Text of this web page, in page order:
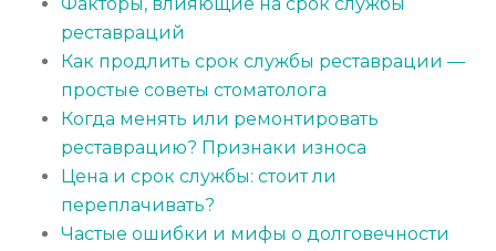
реставраций
Как продлить срок службы реставрации —
простые советы стоматолога
Когда менять или ремонтировать
реставрацию? Признаки износа
Цена и срок службы: стоит ли
переплачивать?
Частые ошибки и мифы о долговечности